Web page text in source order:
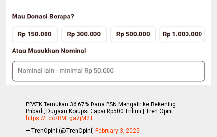
PPATK Temukan 36,67% Dana PSN Mengalir ke Rekening
Pribadi, Dugaan Korupsi Capai Rp500 Triliun | Tren Opini
https://t.co/BMFgaVjM2T
— TrenOpini (@TrenOpini)February 3, 2025